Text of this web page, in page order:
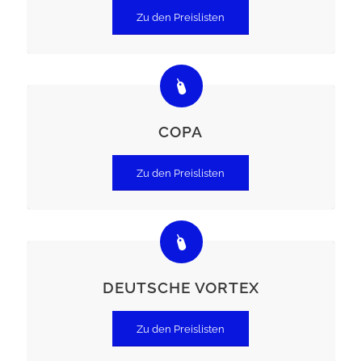
Zu den Preislisten
COPA
Zu den Preislisten
DEUTSCHE VORTEX
Zu den Preislisten